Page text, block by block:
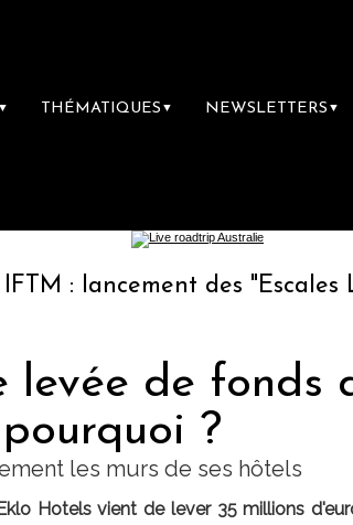
▼ THÉMATIQUES ▼ NEWSLETTERS ▼
des "Escales
levée de fonds
?
les murs de ses hôtels
Hotels vient de lever 35 millions